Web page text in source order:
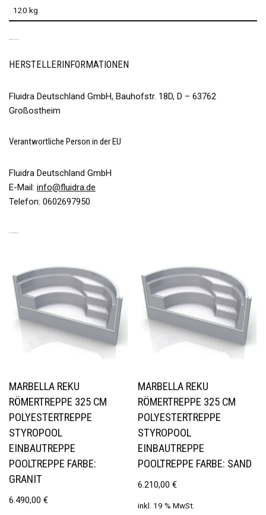
120 kg
HERSTELLERINFORMATIONEN
Fluidra Deutschland GmbH, Bauhofstr. 18D, D – 63762
Großostheim
Verantwortliche Person in der EU
Fluidra Deutschland GmbH
E-Mail: info@fluidra.de
Telefon: 0602697950
MARBELLA REKU
RÖMERTREPPE 325 CM
POLYESTERTREPPE
STYROPOOL
EINBAUTREPPE
POOLTREPPE FARBE:
GRANIT
6.490,00 €
MARBELLA REKU
RÖMERTREPPE 325 CM
POLYESTERTREPPE
STYROPOOL
EINBAUTREPPE
POOLTREPPE FARBE: SAND
6.210,00€
inkl. 19 % MwSt.